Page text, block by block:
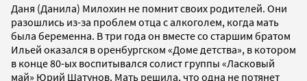
Даня (Данила) Милохин не помнит своих родителей. Они
разошлись из-за проблем отца с алкоголем, когда мать
была беременна. В три года он вместе со старшим братом
Ильей оказался в оренбургском «Доме детства», в котором
в конце 80-ых воспитывался солист группы «Ласковый
май» Юрий Шатунов. Мать решила, что одна не потянет